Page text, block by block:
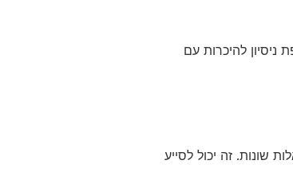
להיכרות עם
שונות. זה יכול לסייע